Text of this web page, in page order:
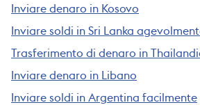
Inviare denaro in Kosovo
Inviare soldi in Sri Lanka
Trasferimento di denaro in
Inviare denaro in Libano
Inviare soldi in Argentina facilmente